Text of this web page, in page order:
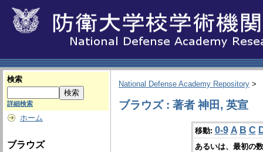
検索
詳細検索
ホーム
ブラウズ
National Defense Academy Repository >
ブラウズ : 著者 神田, 英宣
移動: 0-9 A B C
あるいは、最初の